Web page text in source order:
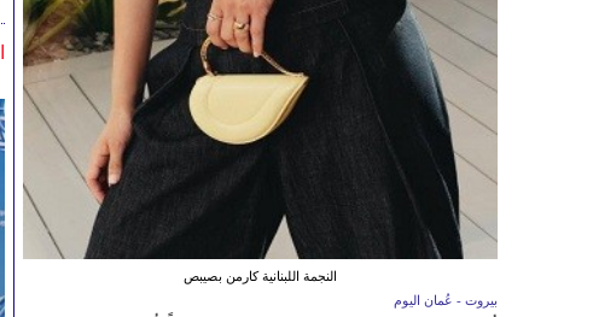
النجمة اللبنانية كارمن بصيبص
بيروت - عُمان اليوم